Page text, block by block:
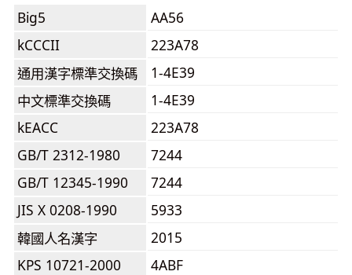
Big5
AA56
kCCCII
223A78
通用漢字標準交換碼
1-4E39
中文標準交換碼
1-4E39
kEACC
223A78
GB/T 2312-1980
7244
GB/T 12345-1990
7244
JIS X 0208-1990
5933
韓國人名漢字
2015
KPS 10721-2000
4ABF